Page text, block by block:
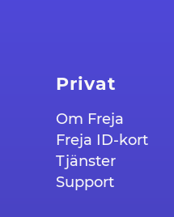
Privat
Om Freja
Freja ID-kort
Tjänster
Support